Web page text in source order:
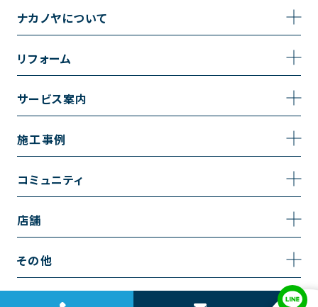
ナカノヤについて
事業内容
採用情報
リフォーム
トイレのリフォーム
キッチンのリフォーム
リノベーション
内装のリフォーム
水回りのリフォーム
サービス案内
サービスの流れ
施工事例
施工事例一覧
お風呂の施工事例
コミュニティ
コミュニティ
お知らせ
店舗
越谷店
その他
お問い合わせ